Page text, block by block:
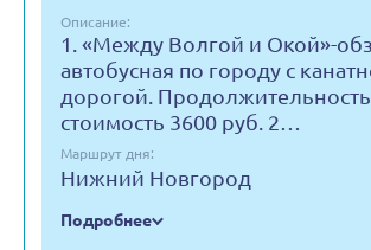
Описание:
1. «Между Волгой и Окой»-
автобусная по городу с
дорогой. Продолжительность
стоимость 3600 руб. 2…
Маршрут дня:
Нижний Новгород
Подробнее